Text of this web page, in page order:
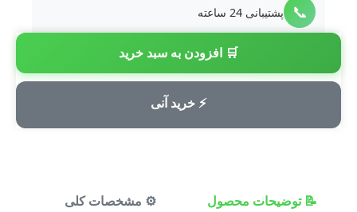
🛒 افزودن به سبد خرید
⚡ خرید آنی
📞 پشتیبانی 24 ساعته
💳 پرداخت امن
📝 توضیحات محصول ⚙️ مشخصات کلی